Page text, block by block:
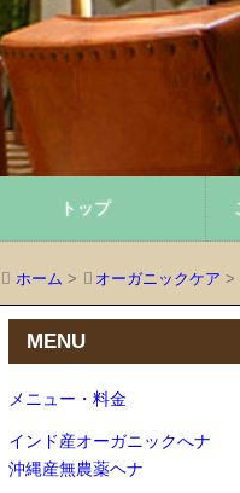
トップ
ホーム > オーガニックケア >
MENU
メニュー・料金
インド産オーガニック
沖縄産無農薬ヘナ